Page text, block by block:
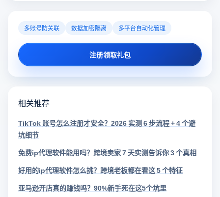
多账号防关联 数据加密隔离 多平台自动化管理
注册领取礼包
相关推荐
TikTok 账号怎么注册才安全？2026 实测 6 步流程 + 4 个避
坑细节
免费ip代理软件能用吗？跨境卖家 7 天实测告诉你 3 个真相
好用的ip代理软件怎么挑？跨境老板都在看这 5 个特征
亚马逊开店真的赚钱吗？90%新手死在这5个坑里